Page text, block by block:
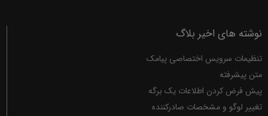
نوشته های اخیر بلاگ
تنظیمات سرویس اختصاصی پیامک
متن پیشرفته
پیش فرض کردن اطلاعات یک برگه
تغییر لوگو و مشخصات صادرکننده